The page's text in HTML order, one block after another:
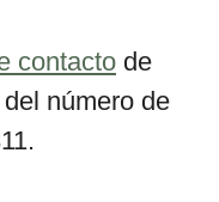
contacto de
número de